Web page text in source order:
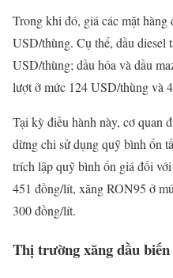
Trong khi đó, giá các mặt
USD/thùng. Cụ thể, dầu diesel
USD/thùng; dầu hỏa và dầu
lượt ở mức 124 USD/thùng và
Tại kỳ điều hành này, cơ quan
dừng chi sử dụng quỹ bình ổn
trích lập quỹ bình ổn giá đối
451 đồng/lít, xăng RON95 ở
300 đồng/lít.
Thị trường xăng dầu